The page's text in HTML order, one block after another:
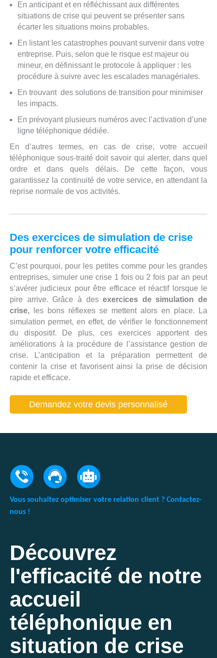
En anticipant et en réfléchissant aux différentes
situations de crise qui peuvent se présenter sans
écarter les situations moins probables.
En listant les catastrophes pouvant survenir dans votre
entreprise. Puis, selon que le risque est majeur ou
mineur, en définissant le protocole à appliquer : les
procédure à suivre avec les escalades managériales.
En trouvant des solutions de transition pour minimiser
les impacts.
En prévoyant plusieurs numéros avec l’activation d’une
ligne téléphonique dédiée.
En d’autres termes, en cas de crise, votre accueil
téléphonique sous-traité doit savoir qui alerter, dans quel
ordre et dans quels délais. De cette façon, vous
garantissez la continuité de votre service, en attendant la
reprise normale de vos activités.
Des exercices de simulation de crise
pour renforcer votre efficacité
C’est pourquoi, pour les petites comme pour les grandes
entreprises, simuler une crise 1 fois ou 2 fois par an peut
s’avérer judicieux pour être efficace et réactif lorsque le
pire arrive. Grâce à desexercices de simulation de
crise, les bons réflexes se mettent alors en place. La
simulation permet, en effet, de vérifier le fonctionnement
du dispositif. De plus, ces exercices apportent des
améliorations à la procédure de l’assistance gestion de
crise. L’anticipation et la préparation permettent de
contenir la crise et favorisent ainsi la prise de décision
rapide et efficace.
Demandez votre devis personnalisé
Vous souhaitez optimiser votre relation client ? Contactez-
nous !
Découvrez
l'efficacité de notre
accueil
téléphonique en
situation de crise